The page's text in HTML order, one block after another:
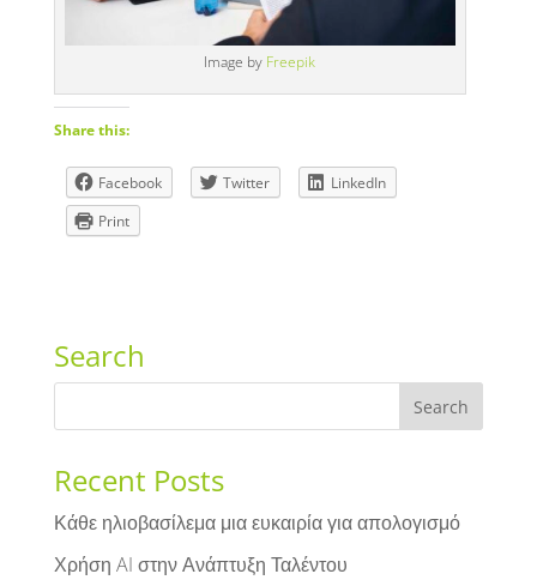
Image by Freepik
Share this:
Facebook Twitter
LinkedIn
Print
Search
Recent Posts
Κάθε ηλιοβασίλεμα μια ευκαιρία για απολογισμό
Χρήση AI στην Ανάπτυξη Ταλέντου